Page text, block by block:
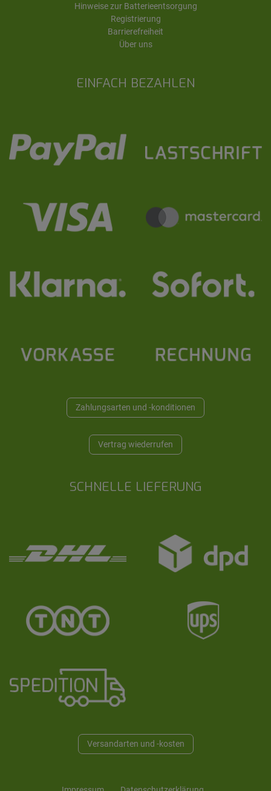
EINFACH BEZAHLEN
Zahlungsarten und -konditionen
Vertrag wiederrufen
SCHNELLE LIEFERUNG
Versandarten und -kosten
Hinweise zur Batterieentsorgung
Registrierung
Barrierefreiheit
Über uns